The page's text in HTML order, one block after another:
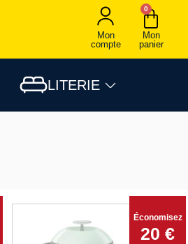
Mon
compte
0
Mon
panier
LITERIE
Économisez
20 €